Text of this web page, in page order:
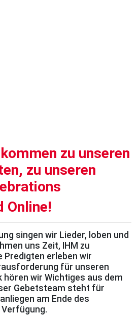
zu unseren
zu unseren
Online!
singen wir Lieder, loben und
uns Zeit, IHM zu
Predigten erleben wir
für unseren
hören wir Wichtiges aus dem
Gebetsteam steht für
am Ende des